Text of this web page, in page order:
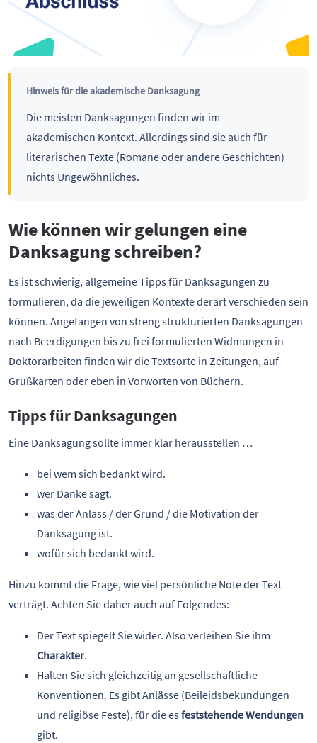
Hinweis für die akademische Danksagung
Die meisten Danksagungen finden wir im
akademischen Kontext. Allerdings sind sie auch für
literarischen Texte (Romane oder andere Geschichten)
nichts Ungewöhnliches.
Wie können wir gelungen eine
Danksagung schreiben?
Es ist schwierig, allgemeine Tipps für Danksagungen zu
formulieren, da die jeweiligen Kontexte derart verschieden sein
können. Angefangen von streng strukturierten Danksagungen
nach Beerdigungen bis zu frei formulierten Widmungen in
Doktorarbeiten finden wir die Textsorte in Zeitungen, auf
Grußkarten oder eben in Vorworten von Büchern.
Tipps für Danksagungen
Eine Danksagung sollte immer klar herausstellen …
bei wem sich bedankt wird.
wer Danke sagt.
was der Anlass / der Grund / die Motivation der
Danksagung ist.
wofür sich bedankt wird.
Hinzu kommt die Frage, wie viel persönliche Note der Text
verträgt. Achten Sie daher auch auf Folgendes:
Der Text spiegelt Sie wider. Also verleihen Sie ihm
Charakter.
Halten Sie sich gleichzeitig an gesellschaftliche
Konventionen. Es gibt Anlässe (Beileidsbekundungen
und religiöse Feste), für die esfeststehende Wendungen
gibt.